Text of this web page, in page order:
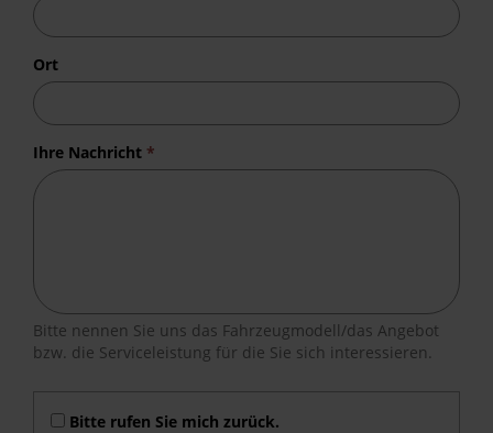
Ort
Ihre Nachricht *
Bitte nennen Sie uns das Fahrzeugmodell/das Angebot
bzw. die Serviceleistung für die Sie sich interessieren.
Bitte rufen Sie mich zurück.